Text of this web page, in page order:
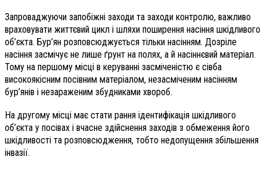
Запроваджуючи запобіжні заходи та заходи контролю, важливо
враховувати життєвий цикл і шляхи поширення насіння шкідливого
об’єкта. Бур’ян розповсюджується тільки насінням. Дозріле
насіння засмічує не лише ґрунт на полях, а й насіннєвий матеріал.
Тому на першому місці в керуванні засміченістю є сівба
високоякісним посівним матеріалом, незасміченим насінням
бур’янів і незараженим збудниками хвороб.
На другому місці має стати рання ідентифікація шкідливого
об’єкта у посівах і вчасне здійснення заходів з обмеження його
шкідливості та розповсюдження, тобто недопущення збільшення
інвазії.